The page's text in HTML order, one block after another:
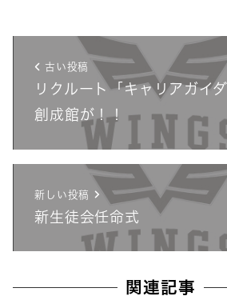
古い投稿
リクルート「キャリアガイ
創成館が！！
新しい投稿
新生徒会任命式
関連記事